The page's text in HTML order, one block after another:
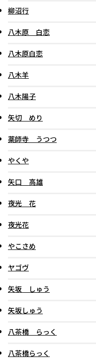
柳沼行
八木原 白恋
八木原白恋
八木羊
八木陽子
矢切 めり
薬師寺 うつつ
やくや
矢口 高雄
夜光 花
夜光花
やこさめ
ヤゴヴ
矢坂 しゅう
矢坂しゅう
八茶橋 らっく
八茶橋らっく